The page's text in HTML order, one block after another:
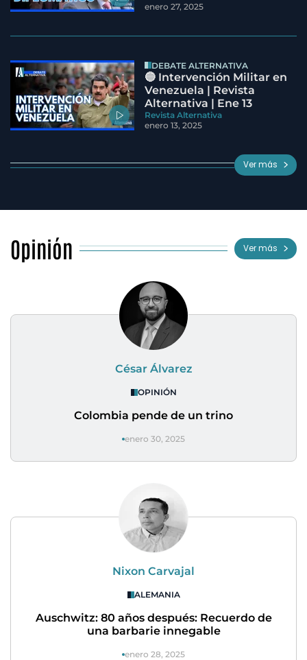
enero 27, 2025
DEBATE ALTERNATIVA
🔵 Intervención Militar en
Venezuela | Revista
Alternativa | Ene 13
Revista Alternativa
enero 13, 2025
Ver más
Opinión Ver más
César Álvarez
OPINIÓN
Colombia pende de un trino
enero 30, 2025
Nixon Carvajal
ALEMANIA
Auschwitz: 80 años después: Recuerdo de
una barbarie innegable
enero 28, 2025